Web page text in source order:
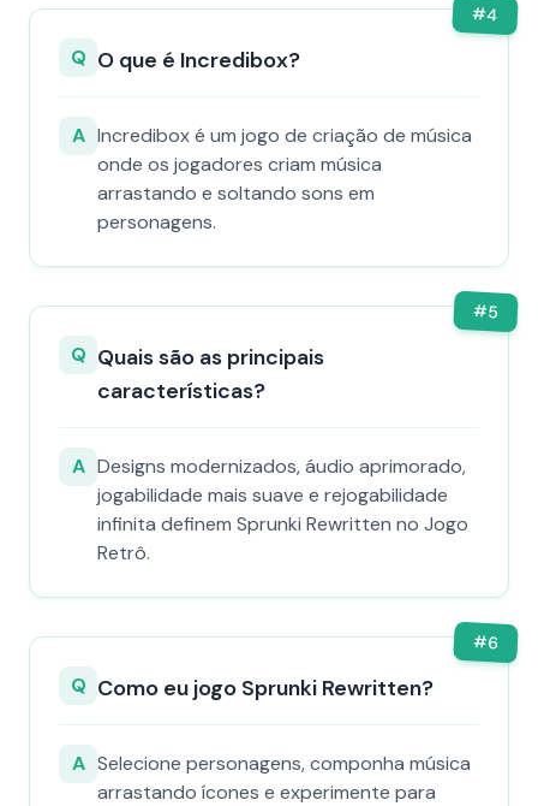
#4
Q O que é Incredibox?
A Incredibox é um jogo de criação de música
onde os jogadores criam música
arrastando e soltando sons em
personagens.
#5
Q Quais são as principais
características?
A Designs modernizados, áudio aprimorado,
jogabilidade mais suave e rejogabilidade
infinita definem Sprunki Rewritten no Jogo
Retrô.
#6
Q Como eu jogo Sprunki Rewritten?
A Selecione personagens, componha música
arrastando ícones e experimente para